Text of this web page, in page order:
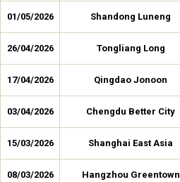
01/05/2026 Shandong Luneng
26/04/2026 Tongliang Long
17/04/2026 Qingdao Jonoon
03/04/2026 Chengdu Better City
15/03/2026 Shanghai East Asia
08/03/2026 Hangzhou Greentown